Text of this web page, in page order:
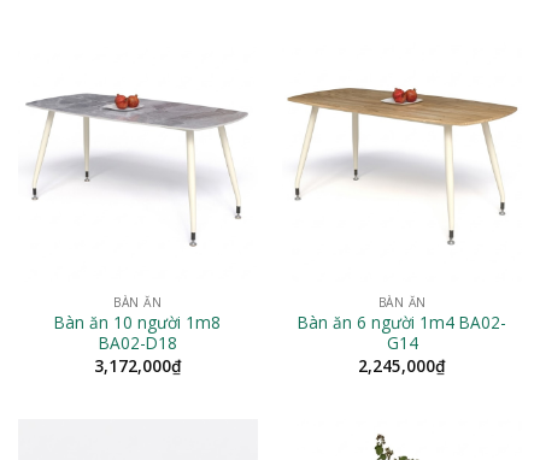
BÀN ĂN
Bàn ăn 10 người 1m8
BA02-D18
3,172,000₫
BÀN ĂN
Bàn ăn 6 người 1m4 BA02-
G14
2,245,000₫